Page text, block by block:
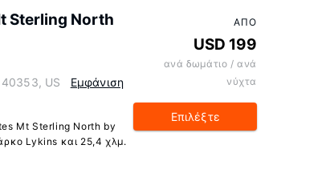
Sterling North
US
Εμφάνιση
Mt Sterling North by
Lykins και 25,4 χλμ.
ΑΠΌ
USD 199
ανά δωμάτιο / ανά
νύχτα
Επιλέξτε